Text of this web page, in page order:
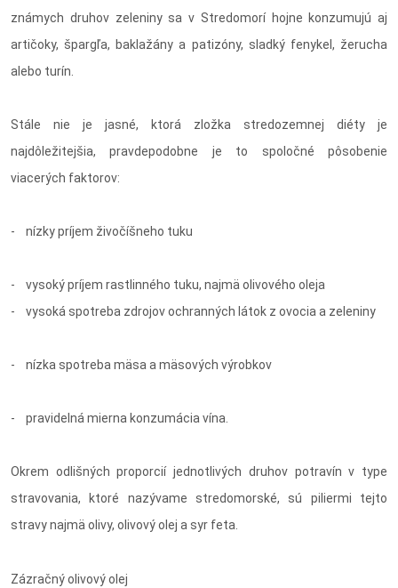
známych druhov zeleniny sa v Stredomorí hojne konzumujú aj
artičoky, špargľa, baklažány a patizóny, sladký fenykel, žerucha
alebo turín.
Stále nie je jasné, ktorá zložka stredozemnej diéty je
najdôležitejšia, pravdepodobne je to spoločné pôsobenie
viacerých faktorov:
- nízky príjem živočíšneho tuku
- vysoký príjem rastlinného tuku, najmä olivového oleja
- vysoká spotreba zdrojov ochranných látok z ovocia a zeleniny
- nízka spotreba mäsa a mäsových výrobkov
- pravidelná mierna konzumácia vína.
Okrem odlišných proporcií jednotlivých druhov potravín v type
stravovania, ktoré nazývame stredomorské, sú piliermi tejto
stravy najmä olivy, olivový olej a syr feta.
Zázračný olivový olej